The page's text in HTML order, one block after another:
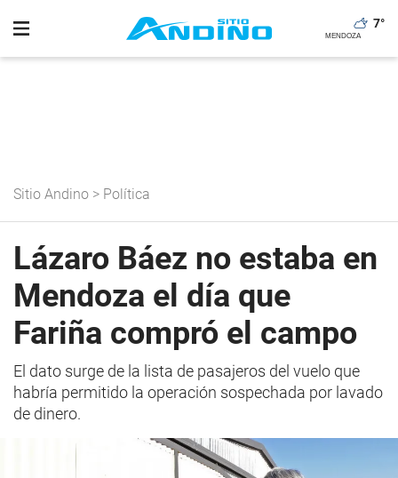
7°
Sitio Andino > Política
Lázaro Báez no estaba en
Mendoza el día que
Fariña compró el campo
El dato surge de la lista de pasajeros del vuelo que
habría permitido la operación sospechada por lavado
de dinero.